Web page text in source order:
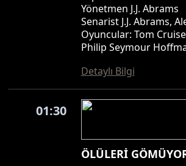
Yönetmen J.J. Abrams
Senarist J.J. Abrams,
Oyuncular: Tom
Philip Seymour
Detaylı Bilgi
01:30
ÖLÜLERİ